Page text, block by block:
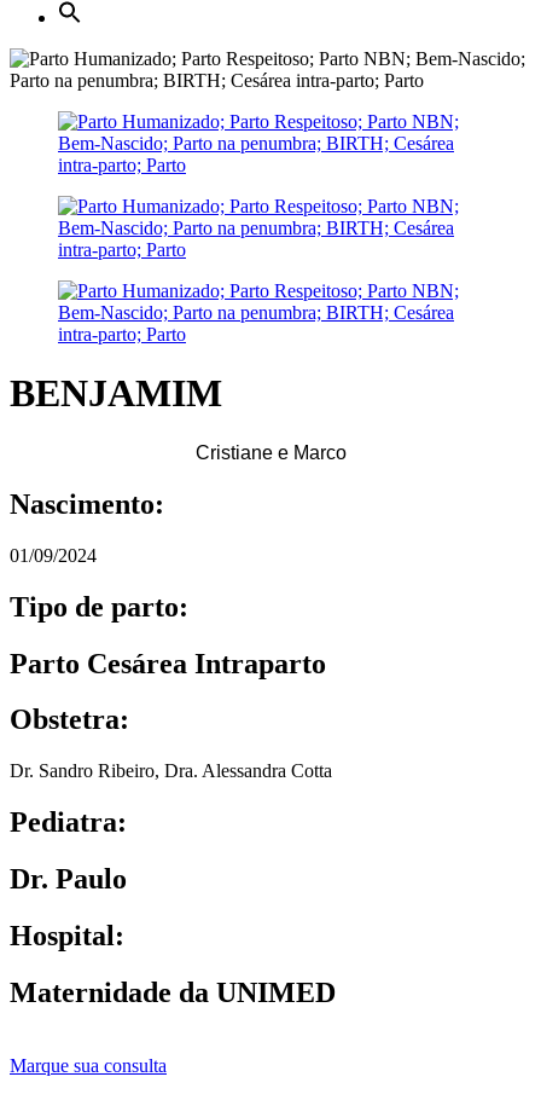
BENJAMIM
Cristiane e Marco
Nascimento:
01/09/2024
Tipo de parto:
Parto Cesárea Intraparto
Obstetra:
Dr. Sandro Ribeiro, Dra. Alessandra Cotta
Pediatra:
Dr. Paulo
Hospital:
Maternidade da UNIMED
Marque sua consulta